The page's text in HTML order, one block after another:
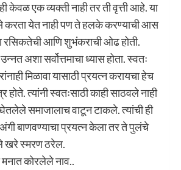
केवळ एक व्यक्ती नाही तर ती वृत्ती आहे. या
करता येत नाही पण ते हलके करण्याची आस
रसिकतेची आणि शुभंकराची ओढ होती.
अशा सर्वोत्तमाचा ध्यास होता. स्वतः
मिळावा यासाठी प्रयत्न करायचा हेच
होते. त्यांनी स्वतःसाठी काही साठवले नाही
समाजालाच वाटून टाकले. त्यांची ही
बाणवण्याचा प्रयत्न केला तर ते पुलंचे
खरे स्मरण ठरेल.
कोरलेले नाव..